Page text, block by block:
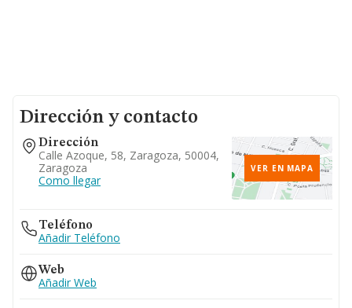
Dirección y contacto
Dirección
Calle Azoque, 58, Zaragoza, 50004,
Zaragoza
Como llegar
VER EN MAPA
Teléfono
Añadir Teléfono
Web
Añadir Web